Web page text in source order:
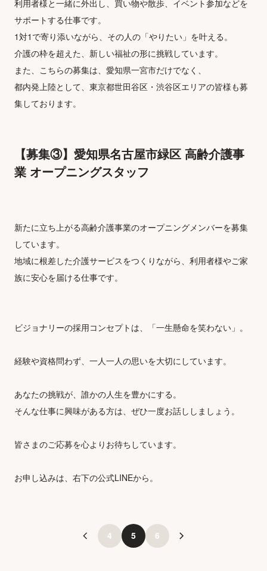
利用者様と一緒に外出し、買い物や散歩、イベント参加などを
サポートする仕事です。
1対1で寄り添いながら、その人の「やりたい」を叶える。
介護の枠を超えた、新しい福祉の形に挑戦しています。
また、こちらの募集は、愛知県一宮市だけでなく、
都内発上陸として、東京都世田谷区・渋谷区エリアの皆様も募
集しております。
【募集③】愛知県名古屋市緑区 高齢介護事
業 オープニングスタッフ
新たに立ち上がる高齢介護事業のオープニングメンバーを募集
しています。
地域に根差した介護サービスをつくりながら、利用者様やご家
族に安心を届ける仕事です。
ビジョナリーの採用コンセプトは、「一生懸命を笑わない」。
経験や資格問わず、一人一人の思いを大切にしています。
あなたの挑戦が、誰かの人生を豊かにする。
そんな仕事に興味がある方は、ぜひ一度お話ししましょう。
皆さまのご応募を心よりお待ちしています。
お申し込みは、右下の公式LINEから。
4 5 6